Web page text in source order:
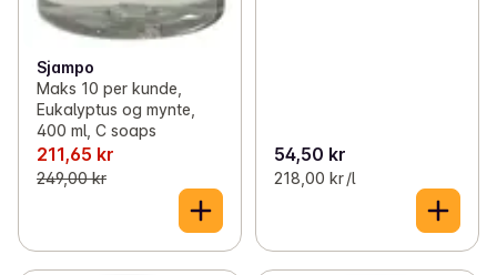
Sjampo
Maks 10 per kunde,
Eukalyptus og mynte,
400 ml, C soaps
211,65 kr
249,00 kr
54,50 kr
218,00 kr /l